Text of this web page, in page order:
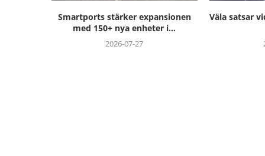
Väla satsar vidare på solen – viktiga
steg...
2026-07-20